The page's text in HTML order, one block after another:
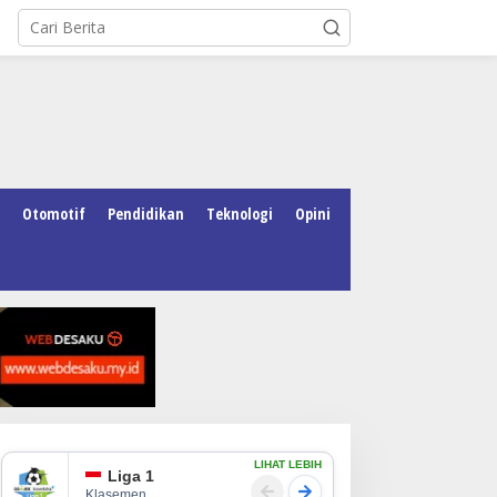
Otomotif Pendidikan Teknologi Opini
Liga 1
LIHAT LEBIH